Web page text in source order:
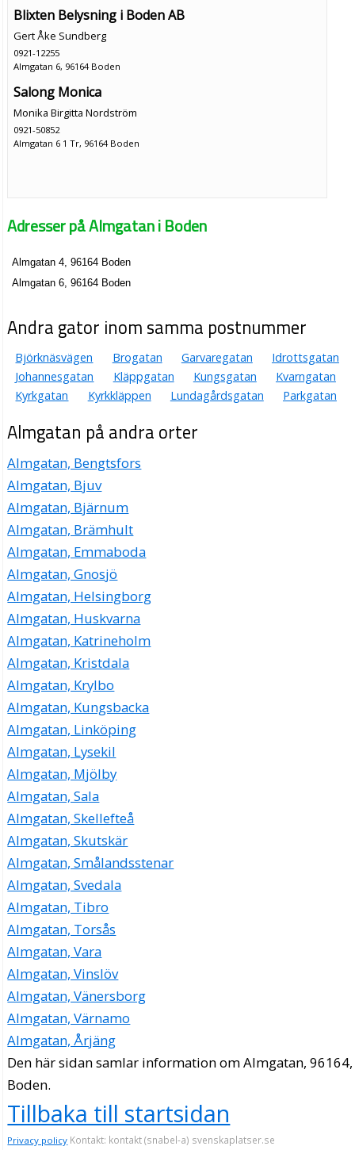
Blixten Belysning i Boden AB
Gert Åke Sundberg
0921-12255
Almgatan 6, 96164 Boden
Salong Monica
Monika Birgitta Nordström
0921-50852
Almgatan 6 1 Tr, 96164 Boden
Adresser på Almgatan i Boden
Almgatan 4, 96164 Boden
Almgatan 6, 96164 Boden
Andra gator inom samma postnummer
Björknäsvägen Brogatan Garvaregatan
Idrottsgatan
Johannesgatan
Kläppgatan Kungsgatan
Kvarngatan
Kyrkgatan
Kyrkkläppen Lundagårdsgatan Parkgatan
Almgatan på andra orter
Almgatan, Bengtsfors
Almgatan, Bjuv
Almgatan, Bjärnum
Almgatan, Brämhult
Almgatan, Emmaboda
Almgatan, Gnosjö
Almgatan, Helsingborg
Almgatan, Huskvarna
Almgatan, Katrineholm
Almgatan, Kristdala
Almgatan, Krylbo
Almgatan, Kungsbacka
Almgatan, Linköping
Almgatan, Lysekil
Almgatan, Mjölby
Almgatan, Sala
Almgatan, Skellefteå
Almgatan, Skutskär
Almgatan, Smålandsstenar
Almgatan, Svedala
Almgatan, Tibro
Almgatan, Torsås
Almgatan, Vara
Almgatan, Vinslöv
Almgatan, Vänersborg
Almgatan, Värnamo
Almgatan, Årjäng
Den här sidan samlar information om Almgatan, 96164,
Boden.
Tillbaka till startsidan
Privacy policy Kontakt: kontakt (snabel-a) svenskaplatser.se